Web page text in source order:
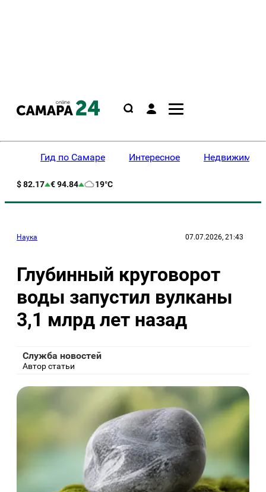
Гид по Самаре Интересное
$ 82.17 € 94.84 19°C
Наука 07.07.2026, 21:43
Глубинный круговорот
воды запустил вулканы
3,1 млрд лет назад
Служба новостей
Автор статьи